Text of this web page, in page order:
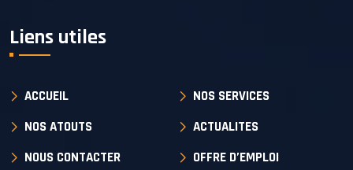
Liens utiles
ACCUEIL
NOS SERVICES
NOS ATOUTS
ACTUALITES
NOUS CONTACTER
OFFRE D’EMPLOI